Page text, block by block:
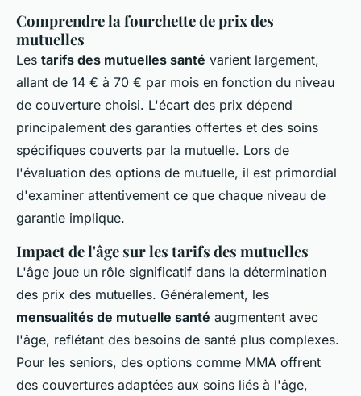
Comprendre la fourchette de prix des
mutuelles
Les tarifs des mutuelles santé varient largement,
allant de 14 € à 70 € par mois en fonction du niveau
de couverture choisi. L'écart des prix dépend
principalement des garanties offertes et des soins
spécifiques couverts par la mutuelle. Lors de
l'évaluation des options de mutuelle, il est primordial
d'examiner attentivement ce que chaque niveau de
garantie implique.
Impact de l'âge sur les tarifs des mutuelles
L'âge joue un rôle significatif dans la détermination
des prix des mutuelles. Généralement, les
mensualités de mutuelle santé augmentent avec
l'âge, reflétant des besoins de santé plus complexes.
Pour les seniors, des options comme MMA offrent
des couvertures adaptées aux soins liés à l'âge,